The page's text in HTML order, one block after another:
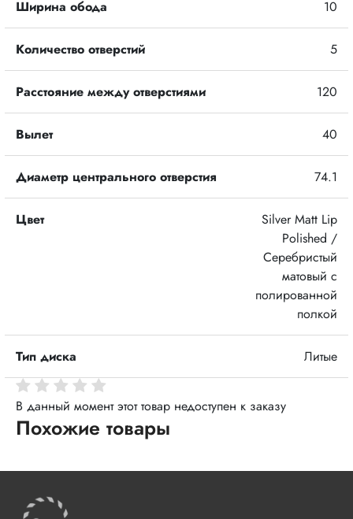
Ширина обода 10
Количество отверстий 5
Расстояние между отверстиями 120
Вылет 40
Диаметр центрального отверстия 74.1
Цвет
Silver Matt Lip
Polished /
Серебристый
матовый с
полированной
полкой
Тип диска Литые
В данный момент этот товар недоступен к заказу
Похожие товары